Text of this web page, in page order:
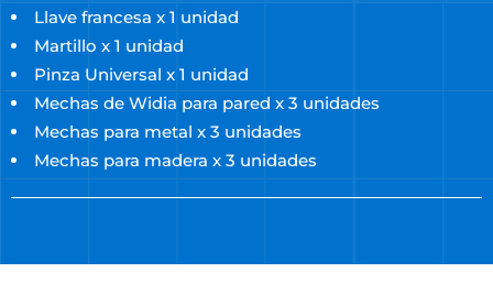
Llave francesa x 1 unidad
Martillo x 1 unidad
Pinza Universal x 1 unidad
Mechas de Widia para pared x 3 unidades
Mechas para metal x 3 unidades
Mechas para madera x 3 unidades